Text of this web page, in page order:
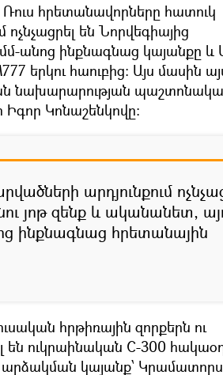
Ռուս հրետանավորները հատուկ
ոչնչացրել են Նորվեգիայից
անոց ինքնագնաց կայանքը և
երկու հաուբից: Այս մասին
նախարարության
Իգոր Կոնաշենկովը:
արդյունքում
յոթ զենք և ականանետ,
ինքնագնաց հրետանային
հրթիռային զորքերն ու
են ուկրաինական C-300
կայանք՝